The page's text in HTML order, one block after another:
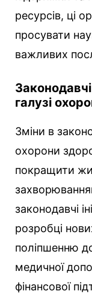
ресурсів, ці
просувати
важливих
Законодавчі
галузі
Зміни в
охорони
покращити
законодавчі
розробці
поліпшенню
медичної
фінансової